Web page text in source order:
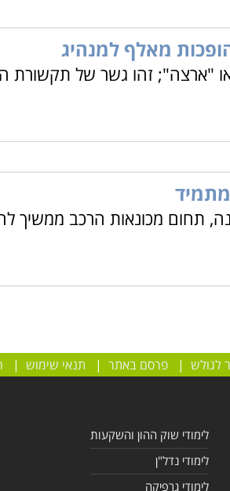
מאלף למנהיג
או "ארצה"; זהו גשר של
מתמיד
תחום מכונאות הרכב ממשיך
לגולש |פרסם באתר | תנאי שימוש |
לימודי שוק ההון והשקעות
לימודי נדל"ן
לימודי גרפיקה